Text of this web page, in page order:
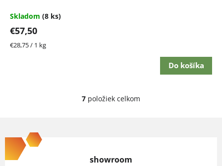
Skladom (8 ks)
€57,50
Jednotková
€28,75 / 1 kg
Do košíka
O
d
7 položiek celkom
á
p
showroom